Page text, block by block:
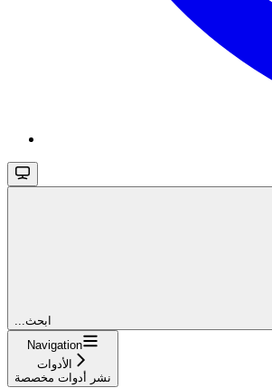
...ابحث
Navigation
الأدوات
نشر أدوات مخصصة